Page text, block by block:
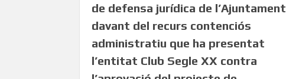
de defensa jurídica de l’Ajuntament
davant del recurs contenciós
administratiu que ha presentat
l’entitat Club Segle XX contra